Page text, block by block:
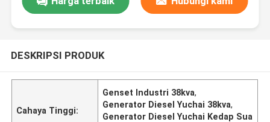
DESKRIPSI PRODUK
Cahaya Tinggi:
Genset Industri 38kva,
Generator Diesel Yuchai 38kva,
Generator Diesel Yuchai Kedap Sua